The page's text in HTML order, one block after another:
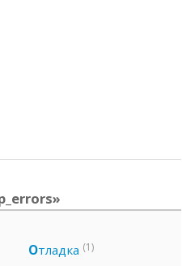
Отладка (1)